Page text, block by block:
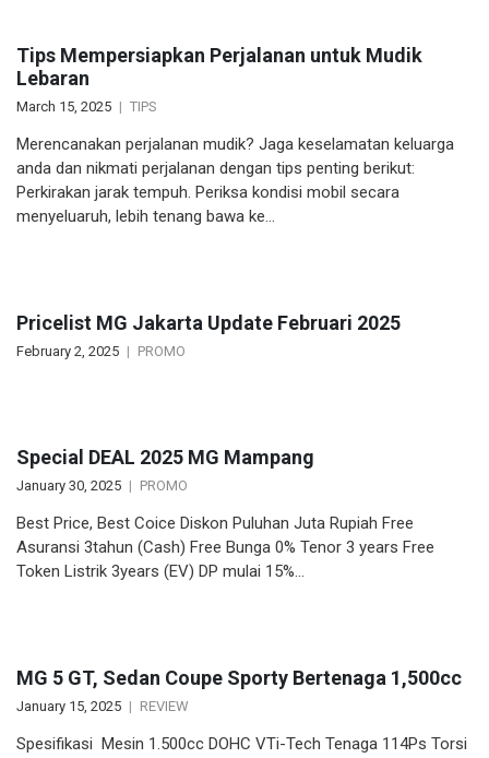
Tips Mempersiapkan Perjalanan untuk Mudik
Lebaran
March 15, 2025 TIPS
Merencanakan perjalanan mudik? Jaga keselamatan keluarga
anda dan nikmati perjalanan dengan tips penting berikut:​
Perkirakan jarak tempuh. Periksa kondisi mobil secara
menyeluaruh, lebih tenang bawa ke…
Pricelist MG Jakarta Update Februari 2025
February 2, 2025 PROMO
Special DEAL 2025 MG Mampang
January 30, 2025 PROMO
Best Price, Best Coice Diskon Puluhan Juta Rupiah Free
Asuransi 3tahun (Cash) Free Bunga 0% Tenor 3 years Free
Token Listrik 3years (EV) DP mulai 15%…
MG 5 GT, Sedan Coupe Sporty Bertenaga 1,500cc
January 15, 2025 REVIEW
Spesifikasi Mesin 1.500cc DOHC VTi-Tech Tenaga 114Ps Torsi